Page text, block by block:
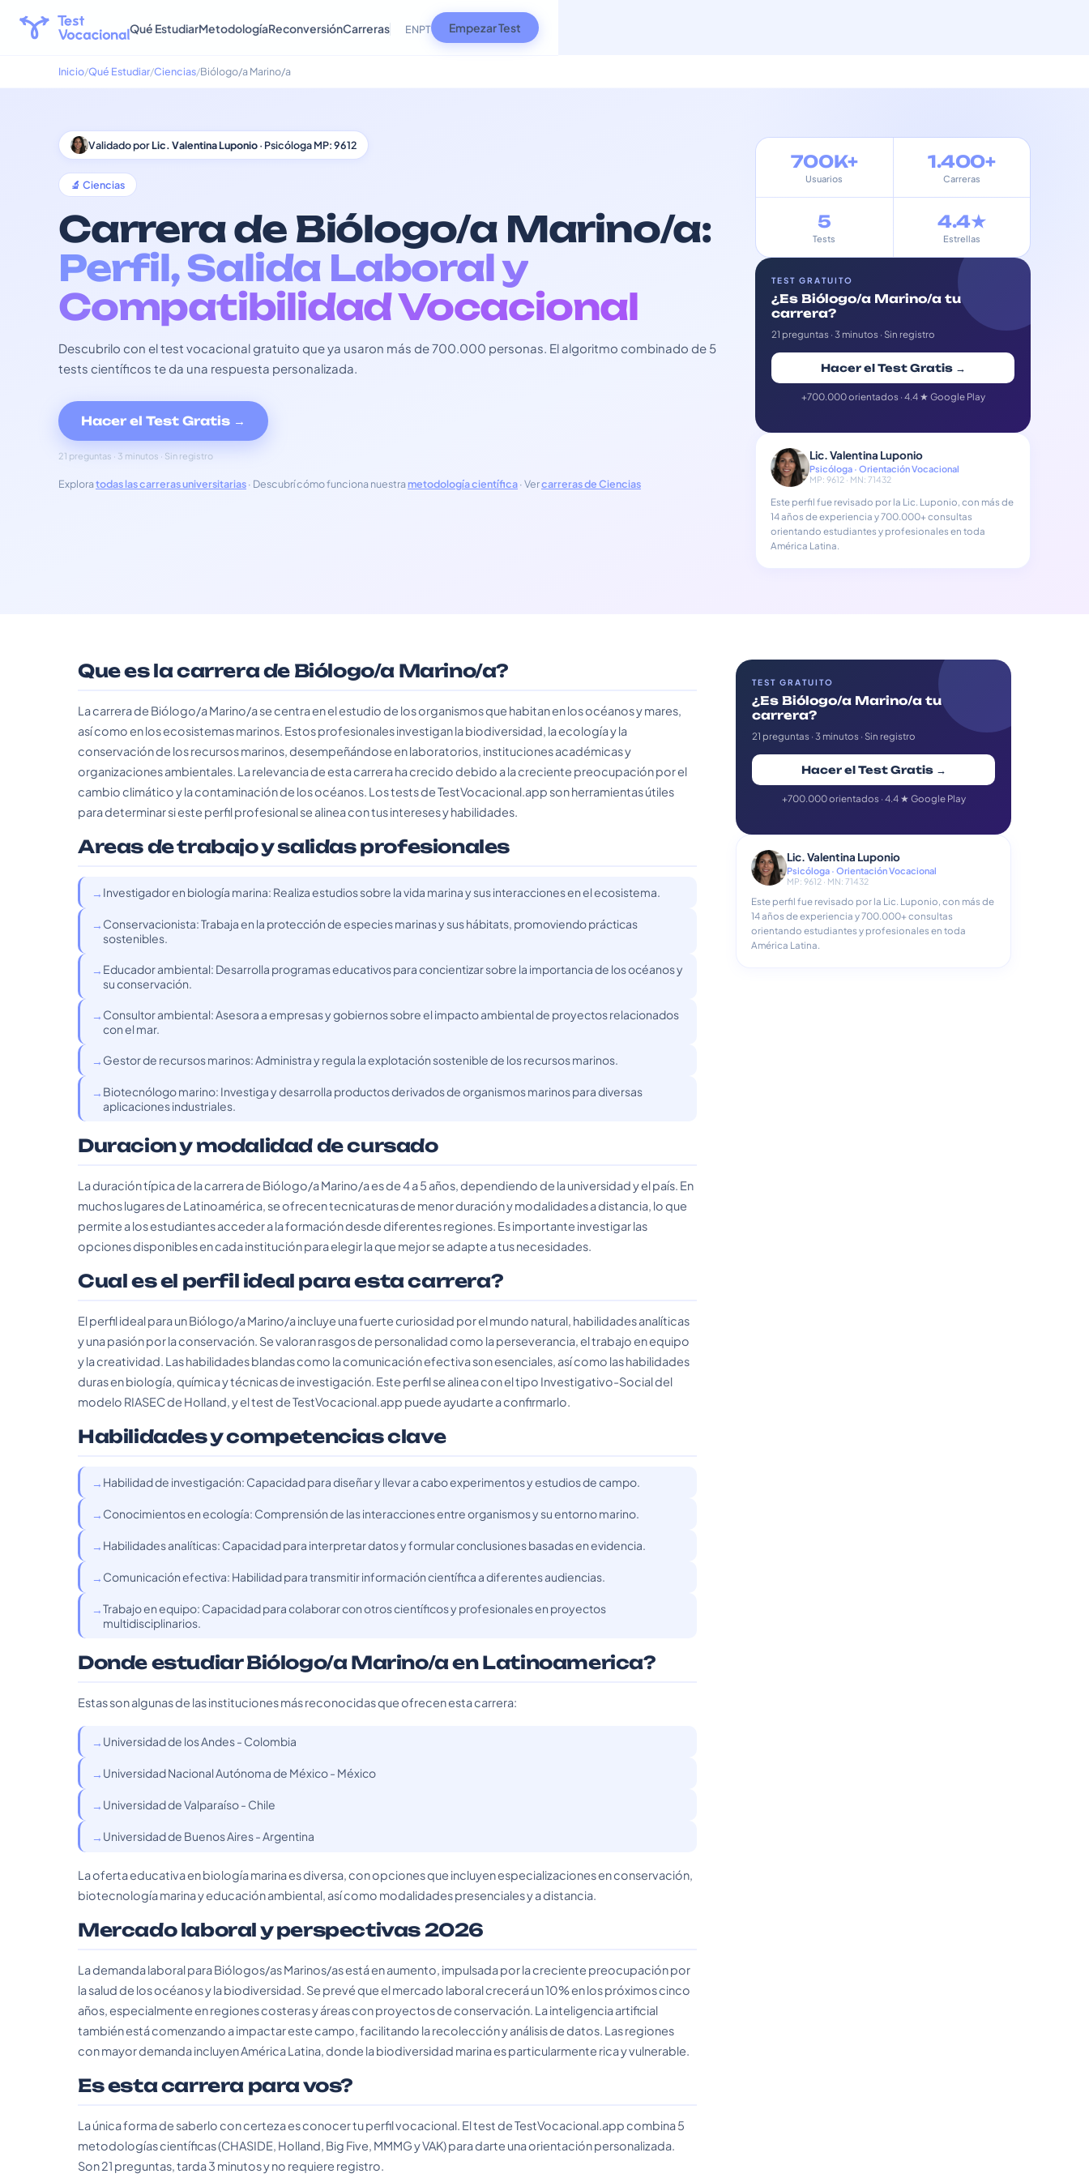
Qué EstudiarMetodologíaReconversiónCarreras ENPT Empezar Test
Inicio Qué Estudiar Ciencias Biólogo/a Marino/a
Validado porLic. Valentina Luponio· Psicóloga MP: 9612
🔬 Ciencias
Carrera de Biólogo/a Marino/a:
Perfil, Salida Laboral y
Compatibilidad Vocacional
Descubrilo con el test vocacional gratuito que ya usaron más de 700.000 personas. El algoritmo combinado de 5
tests científicos te da una respuesta personalizada.
Hacer el Test Gratis →
21 preguntas · 3 minutos · Sin registro
Exploratodas las carreras universitarias· Descubrí cómo funciona nuestra metodología científica· Vercarreras de Ciencias
700K+
Usuarios
1.400+
Carreras
5
Tests
4.4★
Estrellas
TEST GRATUITO
¿Es Biólogo/a Marino/a tu
carrera?
21 preguntas · 3 minutos · Sin registro
Hacer el Test Gratis →
+700.000 orientados · 4.4 ★ Google Play
Lic. Valentina Luponio
Psicóloga · Orientación Vocacional
MP: 9612 · MN: 71432
Este perfil fue revisado por la Lic. Luponio, con más de
14 años de experiencia y 700.000+ consultas
orientando estudiantes y profesionales en toda
América Latina.
Que es la carrera de Biólogo/a Marino/a?
La carrera de Biólogo/a Marino/a se centra en el estudio de los organismos que habitan en los océanos y mares,
así como en los ecosistemas marinos. Estos profesionales investigan la biodiversidad, la ecología y la
conservación de los recursos marinos, desempeñándose en laboratorios, instituciones académicas y
organizaciones ambientales. La relevancia de esta carrera ha crecido debido a la creciente preocupación por el
cambio climático y la contaminación de los océanos. Los tests de TestVocacional.app son herramientas útiles
para determinar si este perfil profesional se alinea con tus intereses y habilidades.
Areas de trabajo y salidas profesionales
Investigador en biología marina: Realiza estudios sobre la vida marina y sus interacciones en el ecosistema.
Conservacionista: Trabaja en la protección de especies marinas y sus hábitats, promoviendo prácticas
sostenibles.
Educador ambiental: Desarrolla programas educativos para concientizar sobre la importancia de los océanos y
su conservación.
Consultor ambiental: Asesora a empresas y gobiernos sobre el impacto ambiental de proyectos relacionados
con el mar.
Gestor de recursos marinos: Administra y regula la explotación sostenible de los recursos marinos.
Biotecnólogo marino: Investiga y desarrolla productos derivados de organismos marinos para diversas
aplicaciones industriales.
Duracion y modalidad de cursado
La duración típica de la carrera de Biólogo/a Marino/a es de 4 a 5 años, dependiendo de la universidad y el país. En
muchos lugares de Latinoamérica, se ofrecen tecnicaturas de menor duración y modalidades a distancia, lo que
permite a los estudiantes acceder a la formación desde diferentes regiones. Es importante investigar las
opciones disponibles en cada institución para elegir la que mejor se adapte a tus necesidades.
Cual es el perfil ideal para esta carrera?
El perfil ideal para un Biólogo/a Marino/a incluye una fuerte curiosidad por el mundo natural, habilidades analíticas
y una pasión por la conservación. Se valoran rasgos de personalidad como la perseverancia, el trabajo en equipo
y la creatividad. Las habilidades blandas como la comunicación efectiva son esenciales, así como las habilidades
duras en biología, química y técnicas de investigación. Este perfil se alinea con el tipo Investigativo-Social del
modelo RIASEC de Holland, y el test de TestVocacional.app puede ayudarte a confirmarlo.
Habilidades y competencias clave
Habilidad de investigación: Capacidad para diseñar y llevar a cabo experimentos y estudios de campo.
Conocimientos en ecología: Comprensión de las interacciones entre organismos y su entorno marino.
Habilidades analíticas: Capacidad para interpretar datos y formular conclusiones basadas en evidencia.
Comunicación efectiva: Habilidad para transmitir información científica a diferentes audiencias.
Trabajo en equipo: Capacidad para colaborar con otros científicos y profesionales en proyectos
multidisciplinarios.
Donde estudiar Biólogo/a Marino/a en Latinoamerica?
Estas son algunas de las instituciones más reconocidas que ofrecen esta carrera:
Universidad de los Andes - Colombia
Universidad Nacional Autónoma de México - México
Universidad de Valparaíso - Chile
Universidad de Buenos Aires - Argentina
La oferta educativa en biología marina es diversa, con opciones que incluyen especializaciones en conservación,
biotecnología marina y educación ambiental, así como modalidades presenciales y a distancia.
Mercado laboral y perspectivas 2026
La demanda laboral para Biólogos/as Marinos/as está en aumento, impulsada por la creciente preocupación por
la salud de los océanos y la biodiversidad. Se prevé que el mercado laboral crecerá un 10% en los próximos cinco
años, especialmente en regiones costeras y áreas con proyectos de conservación. La inteligencia artificial
también está comenzando a impactar este campo, facilitando la recolección y análisis de datos. Las regiones
con mayor demanda incluyen América Latina, donde la biodiversidad marina es particularmente rica y vulnerable.
Es esta carrera para vos?
La única forma de saberlo con certeza es conocer tu perfil vocacional. El test de TestVocacional.app combina 5
metodologías científicas (CHASIDE, Holland, Big Five, MMMG y VAK) para darte una orientación personalizada.
Son 21 preguntas, tarda 3 minutos y no requiere registro.
TEST GRATUITO
¿Es Biólogo/a Marino/a tu
carrera?
21 preguntas · 3 minutos · Sin registro
Hacer el Test Gratis →
+700.000 orientados · 4.4 ★ Google Play
Lic. Valentina Luponio
Psicóloga · Orientación Vocacional
MP: 9612 · MN: 71432
Este perfil fue revisado por la Lic. Luponio, con más de
14 años de experiencia y 700.000+ consultas
orientando estudiantes y profesionales en toda
América Latina.